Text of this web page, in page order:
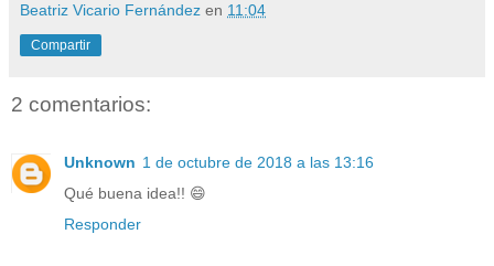
Beatriz Vicario Fernández en 11:04
Compartir
2 comentarios:
Unknown 1 de octubre de 2018 a las 13:16
Qué buena idea!! 😄
Responder